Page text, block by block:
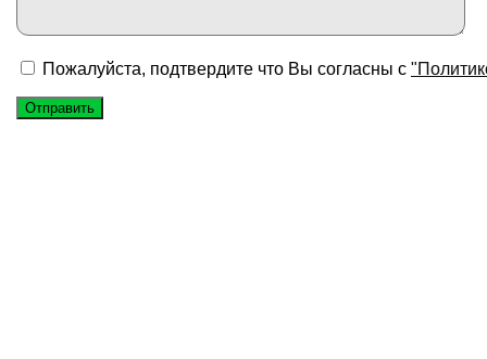
Пожалуйста, подтвердите что Вы согласны с